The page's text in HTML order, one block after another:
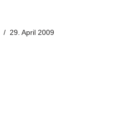
29. April 2009